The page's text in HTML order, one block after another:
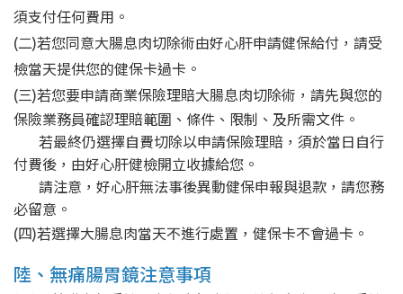
須支付任何費用。
(二)若您同意大腸息肉切除術由好心肝申請健保給付，請受
檢當天提供您的健保卡過卡。
(三)若您要申請商業保險理賠大腸息肉切除術，請先與您的
保險業務員確認理賠範圍、條件、限制、及所需文件。
若最終仍選擇自費切除以申請保險理賠，須於當日自行
付費後，由好心肝健檢開立收據給您。
請注意，好心肝無法事後異動健保申報與退款，請您務
必留意。
(四)若選擇大腸息肉當天不進行處置，健保卡不會過卡。
陸、無痛腸胃鏡注意事項